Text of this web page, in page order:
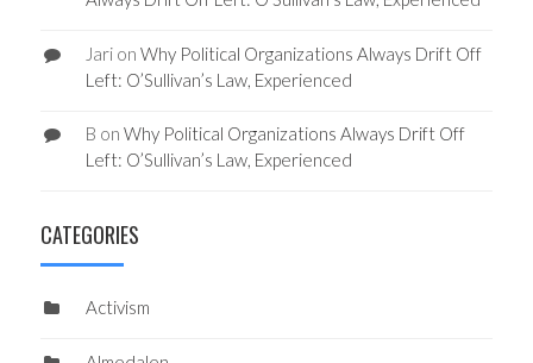
Jarion Why Political Organizations Always Drift Off
Left: O’Sullivan’s Law, Experienced
B on Why Political Organizations Always Drift Off
Left: O’Sullivan’s Law, Experienced
CATEGORIES
Activism